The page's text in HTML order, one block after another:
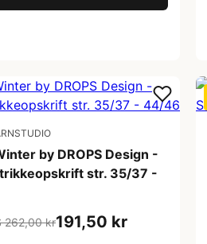
by DROPS Design -
str. 35/37 -
262,00 kr191,50 kr